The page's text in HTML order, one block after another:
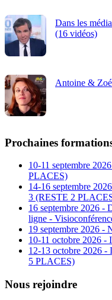
Dans les
(16 vidéos)
Antoine &
Prochaines
10-11 septembre
PLACES)
14-16 septembre
3 (RESTE 2
16 septembre 2026 -
ligne -
19 septembre 2026 -
10-11 octobre 2026 -
12-13 octobre 2026
5 PLACES)
Nous rejoindre